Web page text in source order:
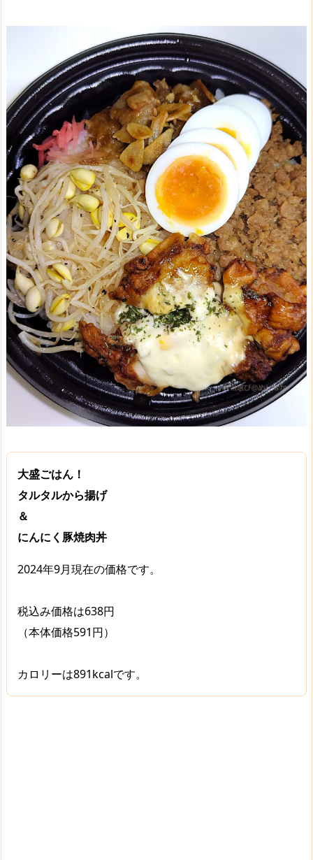
大盛ごはん！
タルタルから揚げ
＆
にんにく豚焼肉丼
2024年9月現在の価格です。
税込み価格は638円
（本体価格591円）
カロリーは891kcalです。